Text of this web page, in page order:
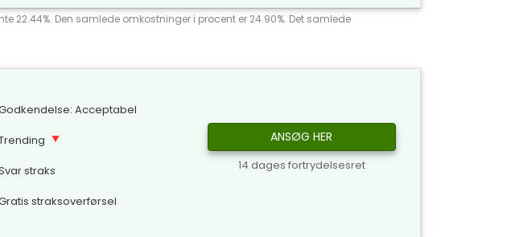
22.44%. Den samlede omkostninger i procent er 24.90%. Det samlede
Acceptabel
straks
straksoverførsel
ANSØG HER
14 dages fortrydelsesret